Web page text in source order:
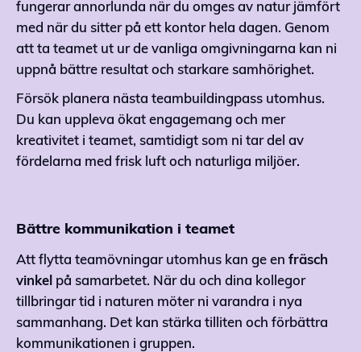
fungerar annorlunda när du omges av natur jämfört
med när du sitter på ett kontor hela dagen. Genom
att ta teamet ut ur de vanliga omgivningarna kan ni
uppnå bättre resultat och starkare samhörighet.
Försök planera nästa teambuildingpass utomhus.
Du kan uppleva ökat engagemang och mer
kreativitet i teamet, samtidigt som ni tar del av
fördelarna med frisk luft och naturliga miljöer.
Bättre kommunikation i teamet
Att flytta teamövningar utomhus kan ge en fräsch
vinkel på samarbetet. När du och dina kollegor
tillbringar tid i naturen möter ni varandra i nya
sammanhang. Det kan stärka tilliten och förbättra
kommunikationen i gruppen.